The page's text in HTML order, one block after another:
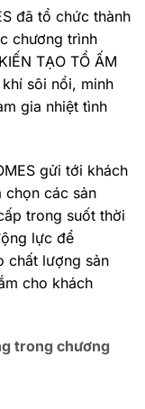
đã tổ chức thành
chương trình
TẠO TỔ ẤM
sôi nổi, minh
gia nhiệt tình
gửi tới khách
chọn các sản
trong suốt thời
lực để
chất lượng sản
cho khách
trong chương